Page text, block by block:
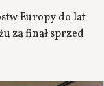
Europy do lat
za finał sprzed